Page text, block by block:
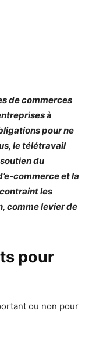
de commerces
à
pour ne
le télétravail
du
commerce et la
les
comme levier de
pour
ou non pour